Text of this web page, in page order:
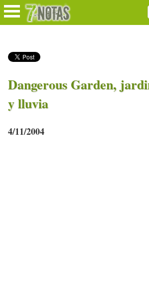
Dangerous Garden,
y lluvia
4/11/2004